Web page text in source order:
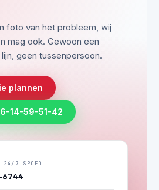
foto van het probleem, wij
mag ook. Gewoon een
geen tussenpersoon.
plannen
14-59-51-42
24/7 SPOED